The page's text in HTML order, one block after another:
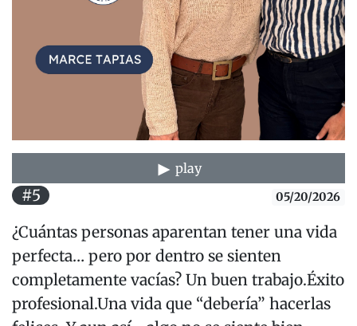
play
#5 05/20/2026
¿Cuántas personas aparentan tener una vida
perfecta… pero por dentro se sienten
completamente vacías? Un buen trabajo.Éxito
profesional.Una vida que “debería” hacerlas